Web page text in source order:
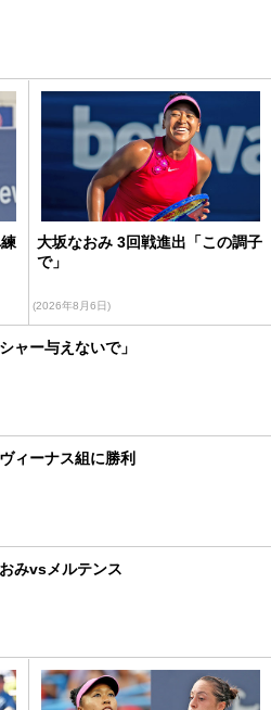
大坂なおみ 3回戦進出「この調子
で」
(2026年8月6日)
ャー与えないで」
ィーナス組に勝利
みvsメルテンス